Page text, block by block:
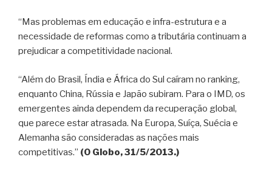
“Mas problemas em educação e infra-estrutura e a
necessidade de reformas como a tributária continuam a
prejudicar a competitividade nacional.
“Além do Brasil, Índia e África do Sul caíram no ranking,
enquanto China, Rússia e Japão subiram. Para o IMD, os
emergentes ainda dependem da recuperação global,
que parece estar atrasada. Na Europa, Suíça, Suécia e
Alemanha são consideradas as nações mais
competitivas.” (O Globo, 31/5/2013.)